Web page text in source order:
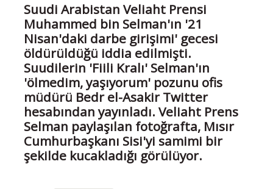
Suudi Arabistan Veliaht Prensi
Muhammed bin Selman'ın '21
Nisan'daki darbe girişimi' gecesi
öldürüldüğü iddia edilmişti.
Suudilerin 'Fiili Kralı' Selman'ın
'ölmedim, yaşıyorum' pozunu ofis
müdürü Bedr el-Asakir Twitter
hesabından yayınladı. Veliaht Prens
Selman paylaşılan fotoğrafta, Mısır
Cumhurbaşkanı Sisi'yi samimi bir
şekilde kucakladığı görülüyor.